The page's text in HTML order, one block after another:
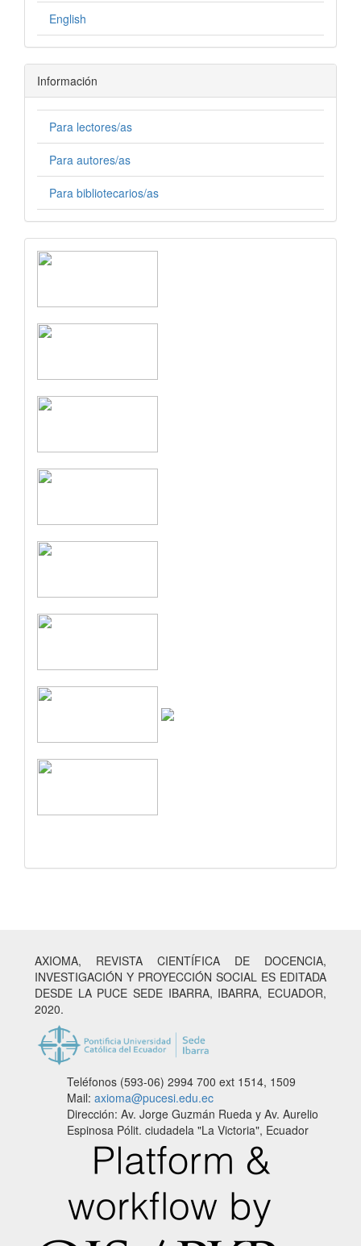
English
Información
Para lectores/as
Para autores/as
Para bibliotecarios/as
AXIOMA, REVISTA CIENTÍFICA DE DOCENCIA,
INVESTIGACIÓN Y PROYECCIÓN SOCIAL ES EDITADA
DESDE LA PUCE SEDE IBARRA, IBARRA, ECUADOR,
2020.
Teléfonos (593-06) 2994 700 ext 1514, 1509
Mail: axioma@pucesi.edu.ec
Dirección: Av. Jorge Guzmán Rueda y Av. Aurelio
Espinosa Pólit. ciudadela "La Victoria", Ecuador